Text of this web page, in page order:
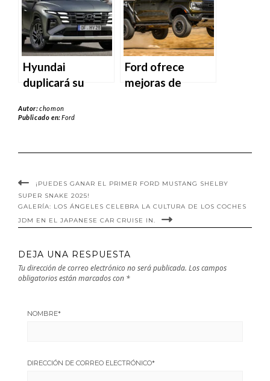
mejorado para
off-road.
eléctricas.
Hyundai
duplicará su
híbridos, lanzará
Ford ofrece
mejoras de
Autor:chomon
Publicado en:Ford
¡PUEDES GANAR EL PRIMER FORD MUSTANG SHELBY
SUPER SNAKE 2025!
GALERÍA: LOS ÁNGELES CELEBRA LA CULTURA DE LOS COCHES
JDM EN EL JAPANESE CAR CRUISE IN.
DEJA UNA RESPUESTA
Tu dirección de correo electrónico no será publicada. Los campos
obligatorios están marcados con *
NOMBRE*
DIRECCIÓN DE CORREO ELECTRÓNICO*